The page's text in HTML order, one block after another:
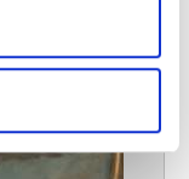
hun services.